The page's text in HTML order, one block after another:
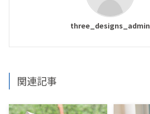
three_designs_admin
関連記事